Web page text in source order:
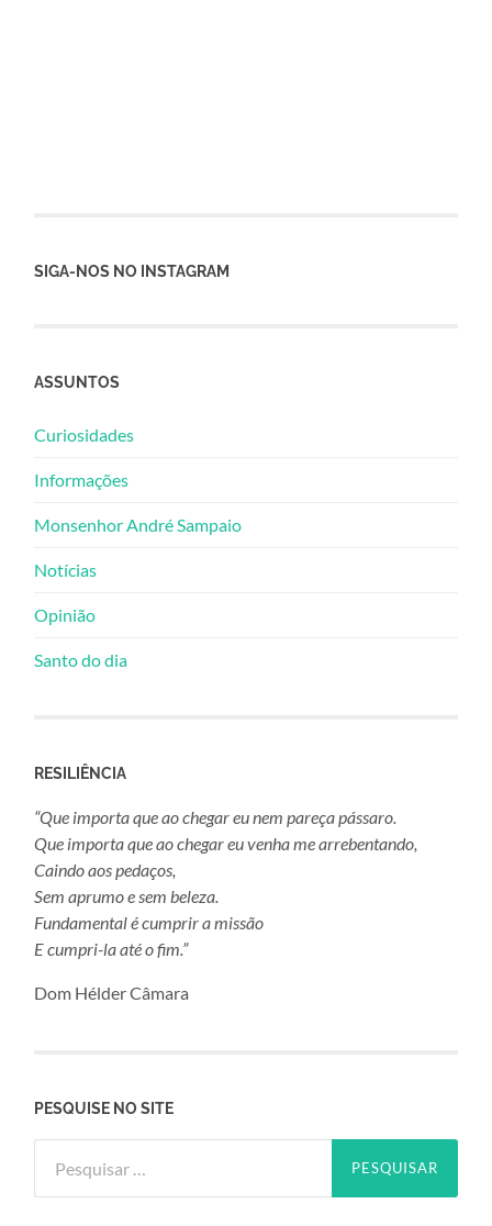
SIGA-NOS NO INSTAGRAM
ASSUNTOS
Curiosidades
Informações
Monsenhor André Sampaio
Notícias
Opinião
Santo do dia
RESILIÊNCIA
“Que importa que ao chegar eu nem pareça pássaro.
Que importa que ao chegar eu venha me arrebentando,
Caindo aos pedaços,
Sem aprumo e sem beleza.
Fundamental é cumprir a missão
E cumpri-la até o fim.”
Dom Hélder Câmara
PESQUISE NO SITE
por: